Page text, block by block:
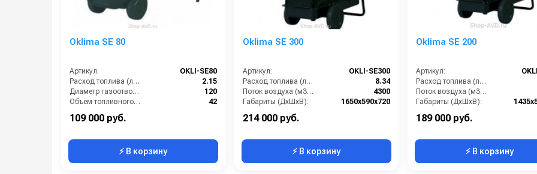
Oklima SE 80
Артикул:
OKLI-SE80
Расход топлива (л/ч):
2.15
Диаметр газоотвода (мм):
120
Объём топливного бака (л):
42
109 000 руб.
⚡ В корзину
Oklima SE 300
Артикул:
OKLI-SE300
Расход топлива (л/ч):
8.34
Поток воздуха (м3/час):
4300
Габариты (ДхШхВ):
1650х590х720
214 000 руб.
⚡ В корзину
Oklima SE 200
Артикул:
Расход топлива (л/ч):
Поток воздуха (м3/час):
Габариты (ДхШхВ):
189 000 руб.
⚡ В корзину